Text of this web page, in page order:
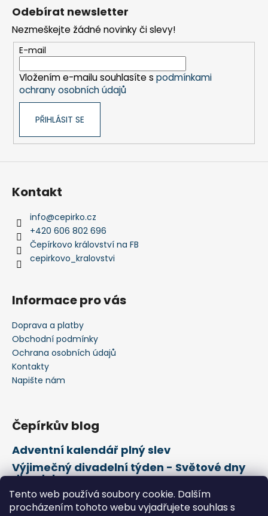
Tento web používá soubory cookie. Dalším
procházením tohoto webu vyjadřujete souhlas s
Odebírat newsletter
Nezmeškejte žádné novinky či slevy!
E-mail
Vložením e-mailu souhlasíte s podmínkami
ochrany osobních údajů
PŘIHLÁSIT SE
Kontakt
info@cepirko.cz
+420 606 802 696
Čepírkovo království na FB
cepirkovo_kralovstvi
Informace pro vás
Doprava a platby
Obchodní podmínky
Ochrana osobních údajů
Kontakty
Napište nám
Čepírkův blog
Adventní kalendář plný slev
Výjimečný divadelní týden - Světové dny
divadel
21. února Mezinárodní den mateřského
jazyka